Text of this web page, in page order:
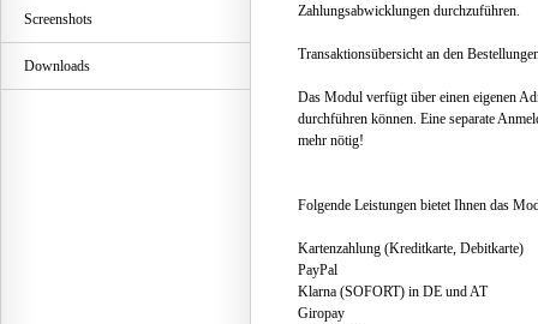
Zahlungsabwicklungen durchzuführen.
Transaktionsübersicht an den
Das Modul verfügt über einen eigenen
durchführen können. Eine separate
mehr nötig!
Folgende Leistungen bietet Ihnen das
Kartenzahlung (Kreditkarte, Debitkarte)
PayPal
Klarna (SOFORT) in DE und AT
Giropay
Screenshots
Downloads